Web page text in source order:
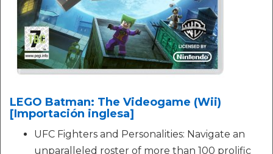
LEGO Batman: The Videogame (Wii)
[Importación inglesa]
UFC Fighters and Personalities: Navigate an
unparalleled roster of more than 100 prolific